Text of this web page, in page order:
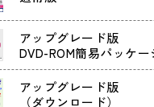
アップグレード版
DVD-ROM簡易パッケー
アップグレード版
（ダウンロード）